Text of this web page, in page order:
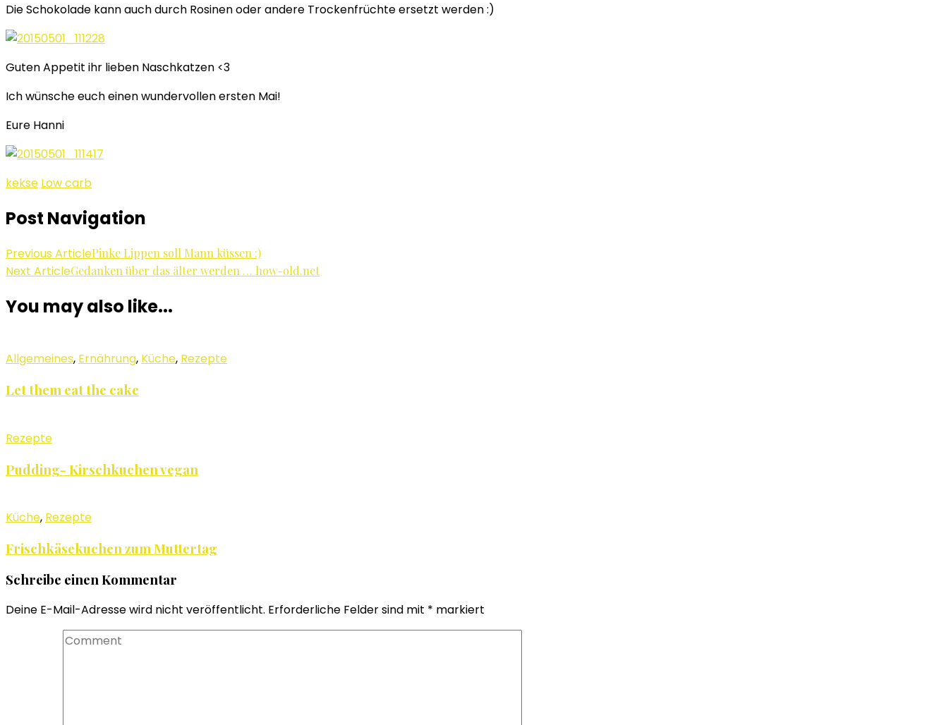
Die Schokolade kann auch durch Rosinen oder andere Trockenfrüchte ersetzt werden :)
Guten Appetit ihr lieben Naschkatzen <3
Ich wünsche euch einen wundervollen ersten Mai!
Eure Hanni
kekse Low carb
Post Navigation
Previous ArticlePinke Lippen soll Mann küssen :)
Next ArticleGedanken über das älter werden … how-old.net
You may also like...
Allgemeines, Ernährung, Küche, Rezepte
Let them eat the cake
Rezepte
Pudding- Kirschkuchen vegan
Küche, Rezepte
Frischkäsekuchen zum Muttertag
Schreibe einen Kommentar
Deine E-Mail-Adresse wird nicht veröffentlicht. Erforderliche Felder sind mit * markiert